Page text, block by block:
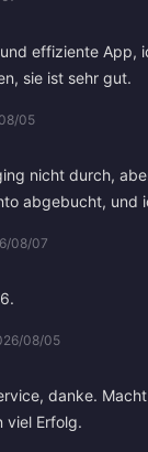
effiziente App,
sie ist sehr gut.
05
nicht durch,
abgebucht, und
Der
ich glaube, es
zu
08/07
08/05
danke.
viel Erfolg.